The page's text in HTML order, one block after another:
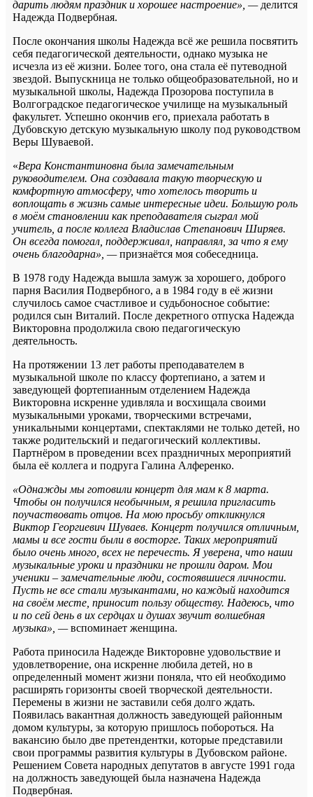
дарить людям праздник и хорошее настроение», — делится
Надежда Подвербная.
После окончания школы Надежда всё же решила посвятить
себя педагогической деятельности, однако музыка не
исчезла из её жизни. Более того, она стала её путеводной
звездой. Выпускница не только общеобразовательной, но и
музыкальной школы, Надежда Прозорова поступила в
Волгоградское педагогическое училище на музыкальный
факультет. Успешно окончив его, приехала работать в
Дубовскую детскую музыкальную школу под руководством
Веры Шуваевой.
«Вера Константиновна была замечательным
руководителем. Она создавала такую творческую и
комфортную атмосферу, что хотелось творить и
воплощать в жизнь самые интересные идеи. Большую роль
в моём становлении как преподавателя сыграл мой
учитель, а после коллега Владислав Степанович Ширяев.
Он всегда помогал, поддерживал, направлял, за что я ему
очень благодарна», —признаётся моя собеседница.
В 1978 году Надежда вышла замуж за хорошего, доброго
парня Василия Подвербного, а в 1984 году в её жизни
случилось самое счастливое и судьбоносное событие:
родился сын Виталий. После декретного отпуска Надежда
Викторовна продолжила свою педагогическую
деятельность.
На протяжении 13 лет работы преподавателем в
музыкальной школе по классу фортепиано, а затем и
заведующей фортепианным отделением Надежда
Викторовна искренне удивляла и восхищала своими
музыкальными уроками, творческими встречами,
уникальными концертами, спектаклями не только детей, но
также родительский и педагогический коллективы.
Партнёром в проведении всех праздничных мероприятий
была её коллега и подруга Галина Алференко.
«Однажды мы готовили концерт для мам к 8 марта.
Чтобы он получился необычным, я решила пригласить
поучаствовать отцов. На мою просьбу откликнулся
Виктор Георгиевич Шуваев. Концерт получился отличным,
мамы и все гости были в восторге. Таких мероприятий
было очень много, всех не перечесть. Я уверена, что наши
музыкальные уроки и праздники не прошли даром. Мои
ученики – замечательные люди, состоявшиеся личности.
Пусть не все стали музыкантами, но каждый находится
на своём месте, приносит пользу обществу. Надеюсь, что
и по сей день в их сердцах и душах звучит волшебная
музыка», —вспоминает женщина.
Работа приносила Надежде Викторовне удовольствие и
удовлетворение, она искренне любила детей, но в
определенный момент жизни поняла, что ей необходимо
расширять горизонты своей творческой деятельности.
Перемены в жизни не заставили себя долго ждать.
Появилась вакантная должность заведующей районным
домом культуры, за которую пришлось побороться. На
вакансию было две претендентки, которые представили
свои программы развития культуры в Дубовском районе.
Решением Совета народных депутатов в августе 1991 года
на должность заведующей была назначена Надежда
Подвербная.